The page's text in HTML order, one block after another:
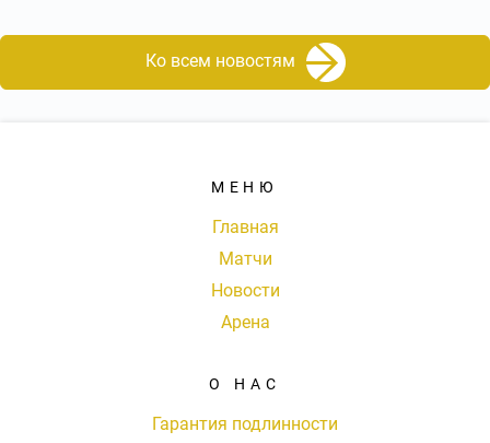
Ко всем новостям
МЕНЮ
Главная
Матчи
Новости
Арена
О НАС
Гарантия подлинности